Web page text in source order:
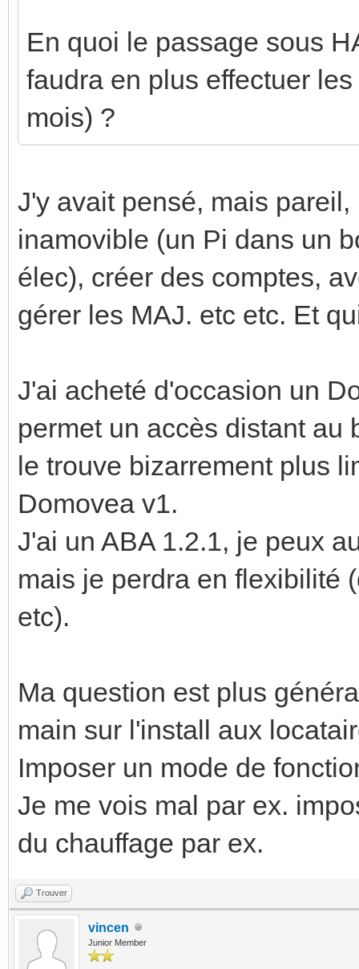
En quoi le passage sous
faudra en plus effectuer
mois) ?
J'y avait pensé, mais
inamovible (un Pi dans un
élec), créer des comptes,
gérer les MAJ. etc etc. Et
J'ai acheté d'occasion un
permet un accès distant au
le trouve bizarrement plus
Domovea v1.
J'ai un ABA 1.2.1, je peux
mais je perdra en flexibilité
etc).
Ma question est plus
main sur l'install aux
Imposer un mode de
Je me vois mal par ex.
du chauffage par ex.
Trouver
vincen
Junior Member